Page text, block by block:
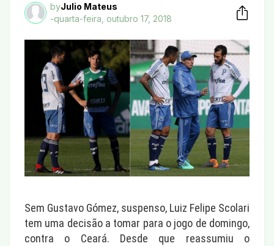
byJulio Mateus
-quarta-feira, outubro 17, 2018
Sem Gustavo Gómez, suspenso, Luiz Felipe Scolari
tem uma decisão a tomar para o jogo de domingo,
contra o Ceará. Desde que reassumiu o